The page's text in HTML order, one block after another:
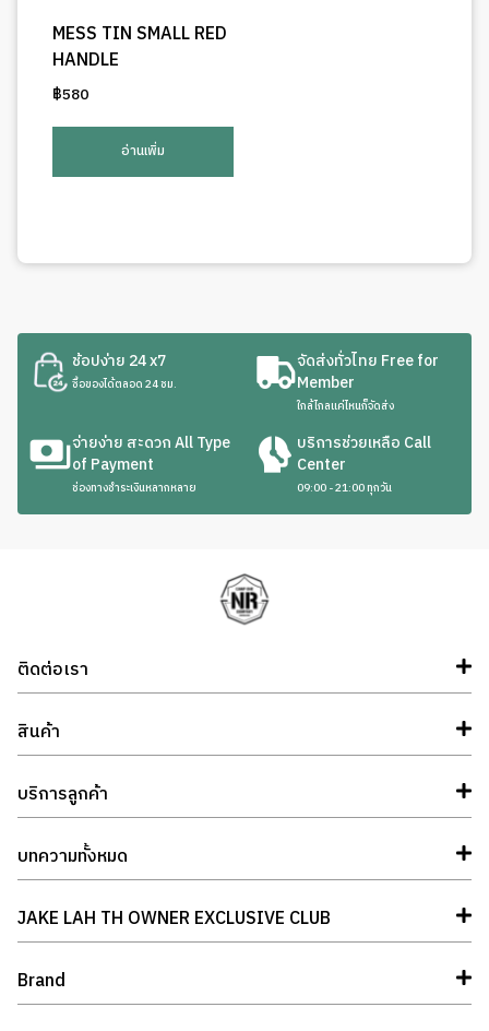
MESS TIN SMALL RED
HANDLE
฿580
อ่านเพิ่ม
ช้อปง่าย 24 x7
ซื้อของได้ตลอด 24 ชม.
จัดส่งทั่วไทย Free for
Member
ใกล้ไกลแค่ไหนก็จัดส่ง
จ่ายง่าย สะดวก All Type
of Payment
ช่องทางชำระเงินหลากหลาย
บริการช่วยเหลือ Call
Center
09:00 - 21:00 ทุกวัน
ติดต่อเรา
สินค้า
บริการลูกค้า
บทความทั้งหมด
JAKE LAH TH OWNER EXCLUSIVE CLUB
Brand